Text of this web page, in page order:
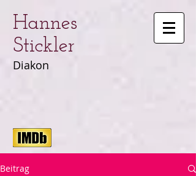
Hannes
Stickler
Diakon
Beitrag